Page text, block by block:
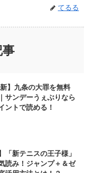
てるる
新】九条の大罪を無料
サンデーうぇぶりなら
ントで読める！
「新テニスの王子様」
読み！ジャンプ＋＆ゼ